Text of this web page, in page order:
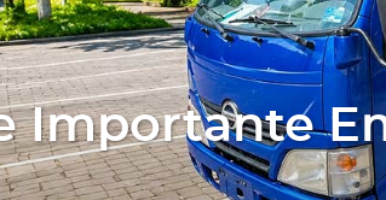
Importante